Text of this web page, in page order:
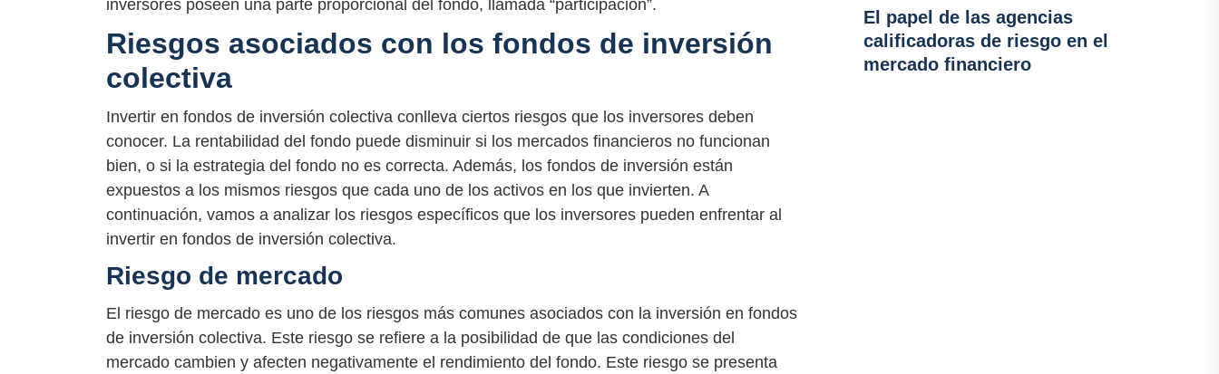
inversores poseen una parte proporcional del fondo, llamada “participación”.
Riesgos asociados con los fondos de inversión
colectiva
Invertir en fondos de inversión colectiva conlleva ciertos riesgos que los inversores deben
conocer. La rentabilidad del fondo puede disminuir si los mercados financieros no funcionan
bien, o si la estrategia del fondo no es correcta. Además, los fondos de inversión están
expuestos a los mismos riesgos que cada uno de los activos en los que invierten. A
continuación, vamos a analizar los riesgos específicos que los inversores pueden enfrentar al
invertir en fondos de inversión colectiva.
Riesgo de mercado
El riesgo de mercado es uno de los riesgos más comunes asociados con la inversión en fondos
de inversión colectiva. Este riesgo se refiere a la posibilidad de que las condiciones del
mercado cambien y afecten negativamente el rendimiento del fondo. Este riesgo se presenta
El papel de las agencias
calificadoras de riesgo en el
mercado financiero